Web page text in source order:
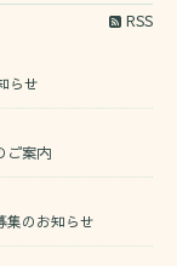
RSS
らせ
ご案内
のお知らせ